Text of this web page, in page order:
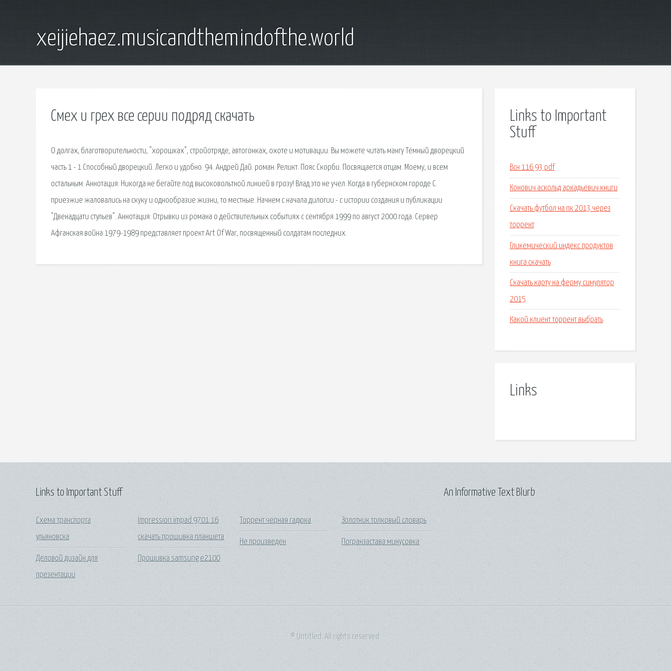
xeijiehaez.musicandthemindofthe.world
Смех и грех все серии подряд скачать
О долгах, благотворительности, "хорошках", стройотряде, автогонках, охоте и мотивации. Вы можете читать мангу Тёмный дворецкий
часть 1 - 1 Способный дворецкий. Легко и удобно. 94. Андрей Дай. роман. Реликт. Пояс Скорби. Посвящается отцам. Моему, и всем
остальным. Аннотация: Никогда не бегайте под высоковольтной линией в грозу! Влад это не учел. Когда в губернском городе С.
приезжие жаловались на скуку и однообразие жизни, то местные. Начнем с начала дилогии - с истории создания и публикации
"Двенадцати стульев". Аннотация: Отрывки из романа о действительных событиях с сентября 1999 по август 2000 года. Сервер
Афганская война 1979-1989 представляет проект Art Of War, посвященный солдатам последних.
Links to Important
Stuff
Всн 116 93 pdf
Конович аскольд аркадьевич книги
Скачать футбол на пк 2013 через
торрент
Гликемический индекс продуктов
книга скачать
Скачать карту на ферму симулятор
2015
Какой клиент торрент выбрать
Links
Links to Important Stuff
Схема транспорта
ульяновска
Деловой дизайн для
презентации
Impression impad 9701 16
скачать прошивка планшета
Прошивка samsung e2100
Торрент черная гадюка
Не произведен
Золотник толковый словарь
Погранзастава минусовка
An Informative Text Blurb
© Untitled. All rights reserved.